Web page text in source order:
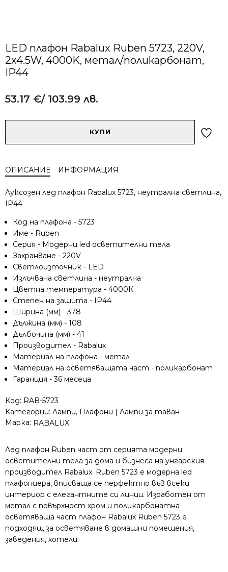
LED плафон Rabalux Ruben 5723, 220V,
2x4.5W, 4000K, метал/поликарбонат,
IP44
53.17 €/ 103.99 лв.
Rabalux
5723,
220V,
4000K,
метал/
поликарбонат,
IP44
КУПИ
ОПИСАНИЕ ИНФОРМАЦИЯ
Луксозен лед плафон Rabalux 5723, неутрална светлина,
IP44
Код на плафона - 5723
Име - Ruben
Серия - Модерни led осветителни тела
Захранване - 220V
Светлоизточник - LED
Излъчвана светлина - неутрална
Цветна температура - 4000К
Степен на защита - IP44
Ширина (мм) - 378
Дължина (мм) - 108
Дълбочина (мм) - 41
Производител - Rabalux
Материал на плафона - метал
Материал на осветяващата част - поликарбонат
Гаранция - 36 месеца
Код: RAB-5723
Категории: Лампи, Плафони | Лампи за таван
Марка: RABALUX
Лед плафон Ruben част от серията модерни
осветителни тела за дома и бизнеса на унгарския
производител Rabalux. Ruben 5723 е модерна led
плафониера, вписваща се перфектно във всеки
интериор с елегантните си линии. Изработен от
метал с повърхност хром и поликарбонатна
осветяваща част плафон Rabalux Ruben 5723 е
подходящ за осветяване в домашни помещения,
заведения, хотели.